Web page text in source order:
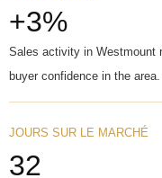
+3%
Sales activity in Westmount
buyer confidence in the area.
JOURS SUR LE MARCHÉ
32